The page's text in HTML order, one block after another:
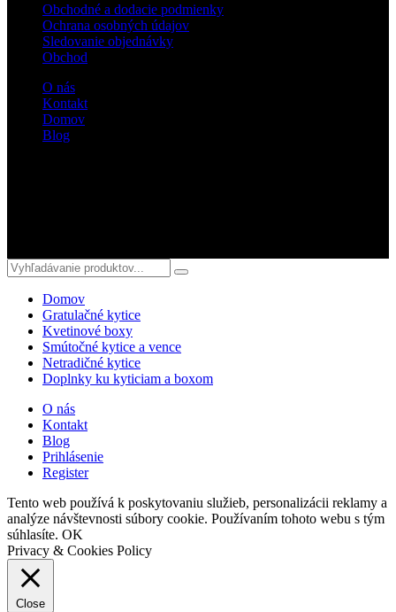
Obchodné a dodacie podmienky
Ochrana osobných údajov
Sledovanie objednávky
Obchod
O nás
Kontakt
Domov
Blog
Domov
Gratulačné kytice
Kvetinové boxy
Smútočné kytice a vence
Netradičné kytice
Doplnky ku kyticiam a boxom
O nás
Kontakt
Blog
Prihlásenie
Register
Tento web používá k poskytovaniu služieb, personalizácii reklamy a
analýze návštevnosti súbory cookie. Používaním tohoto webu s tým
súhlasíte. OK
Privacy & Cookies Policy
Close